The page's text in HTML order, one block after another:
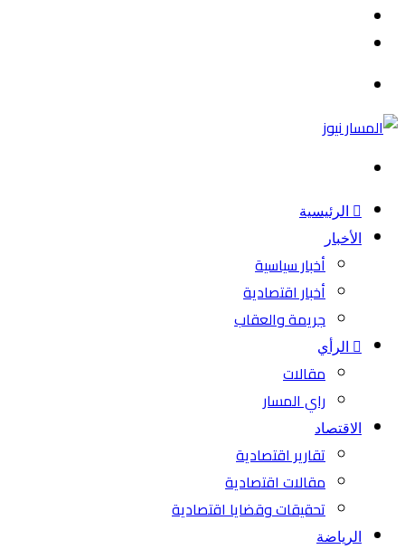
الرئيسية
الأخبار
أخبار سياسية
أخبار اقتصادية
جريمة والعقاب
الرأي
مقالات
راي المسار
الاقتصاد
تقارير اقتصادية
مقالات اقتصادية
تحقيقات وقضايا اقتصادية
الرياضة